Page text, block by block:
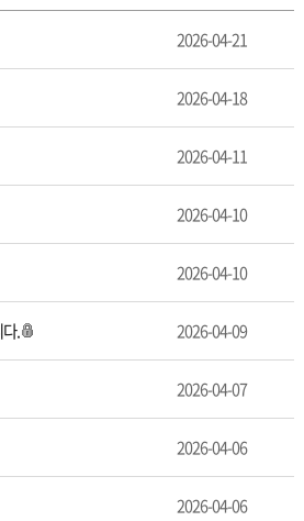
2026-04-21
2026-04-18
2026-04-11
2026-04-10
2026-04-10
. 2026-04-09
2026-04-07
2026-04-06
2026-04-06